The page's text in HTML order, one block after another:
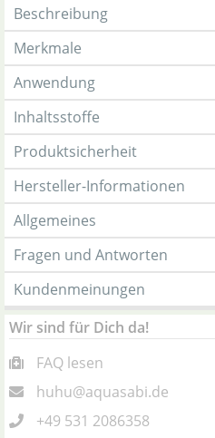
Beschreibung
Merkmale
Anwendung
Inhaltsstoffe
Produktsicherheit
Hersteller-Informationen
Allgemeines
Fragen und Antworten
Kundenmeinungen
Wir sind für Dich da!
FAQ lesen
huhu@aquasabi.de
+49 531 2086358